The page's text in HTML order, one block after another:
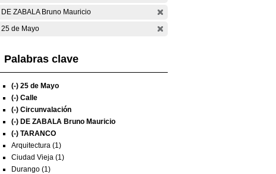
DE ZABALA Bruno Mauricio
25 de Mayo
Palabras clave
(-) 25 de Mayo
(-) Calle
(-) Circunvalación
(-) DE ZABALA Bruno Mauricio
(-) TARANCO
Arquitectura (1)
Ciudad Vieja (1)
Durango (1)